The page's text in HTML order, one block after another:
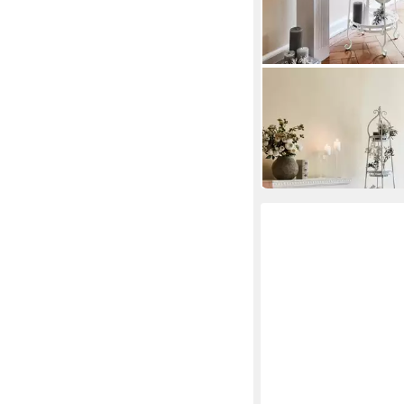
Etagere Etagere Ipas
108,95 €
in 6-8 Werktagen bei dir